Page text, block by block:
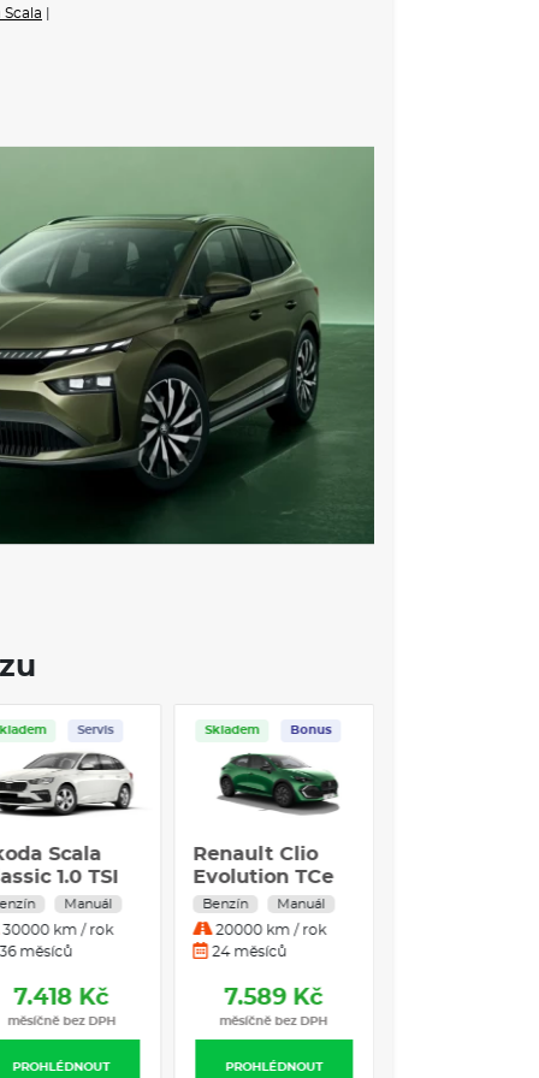
a stupňovým intervalem stírání
M
pásy zadní vnější se štítkem ECE
deaktivace u spolujedce
pásu, el. kontakt v zámku, rozšířená
ovládáním
POJIŠTĚNÍ
10%
ideální řešení pro podnikatele, firmy i
způsob financování vám umožní jezdit v novém
na operativní leasing
nabízí kompletní
Fabia přes prostorný Octavia Combi až
Scala
Servis
Scala
1.0 TSI
kW Benzín
Manuál
30000 km / rok
36 měsíců
PROHLÉDNOUT
7.418 Kč
měsíčně bez DPH
Skladem Bonus
Renault Clio
Evolution TCe
115Benzín Manuál
20000 km / rok
24 měsíců
PROHLÉDNOUT
7.589 Kč
měsíčně bez DPH